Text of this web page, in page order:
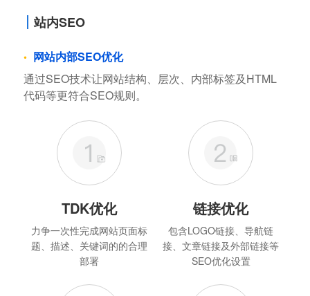
站内SEO
网站内部SEO优化
通过SEO技术让网站结构、层次、内部标签及HTML
代码等更符合SEO规则。
TDK优化
力争一次性完成网站页面标
题、描述、关键词的的合理
部署
链接优化
包含LOGO链接、导航链
接、文章链接及外部链接等
SEO优化设置